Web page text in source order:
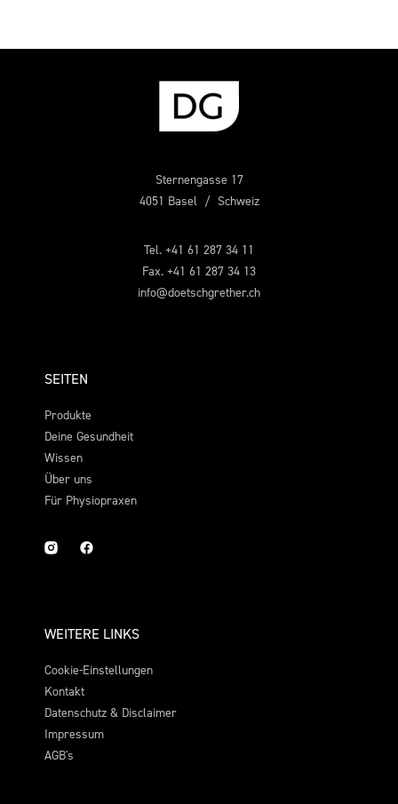
Sternengasse 17
4051 Basel / Schweiz
Tel. +41 61 287 34 11
Fax. +41 61 287 34 13
info@doetschgrether.ch
SEITEN
Produkte
Deine Gesundheit
Wissen
Über uns
Für Physiopraxen
WEITERE LINKS
Cookie-Einstellungen
Kontakt
Datenschutz & Disclaimer
Impressum
AGB's